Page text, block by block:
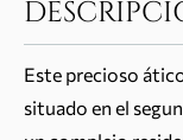
Este precioso
situado en el